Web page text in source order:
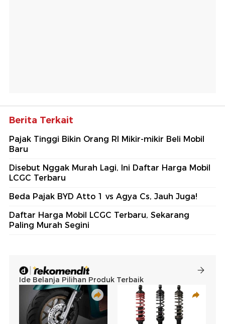
Berita Terkait
Pajak Tinggi Bikin Orang RI Mikir-mikir Beli Mobil
Baru
Disebut Nggak Murah Lagi, Ini Daftar Harga Mobil
LCGC Terbaru
Beda Pajak BYD Atto 1 vs Agya Cs, Jauh Juga!
Daftar Harga Mobil LCGC Terbaru, Sekarang
Paling Murah Segini